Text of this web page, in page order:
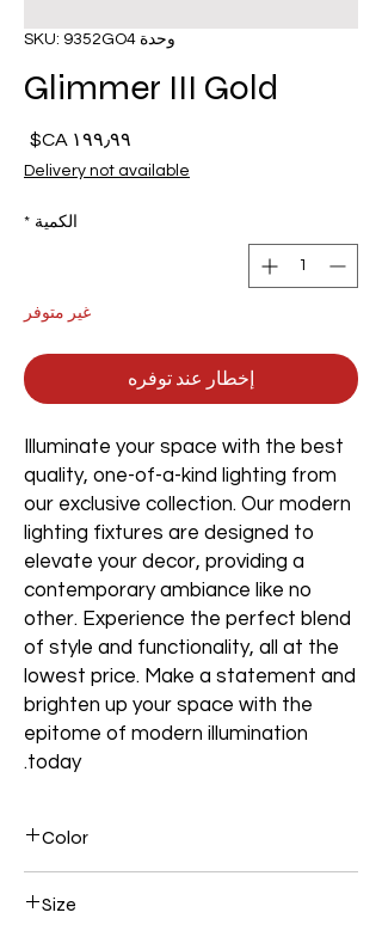
وحدة SKU: 9352GO4
Glimmer III Gold
Delivery not available
الكمية *
غير متوفر
إخطار عند توفره
Illuminate your space with the best
quality, one-of-a-kind lighting from
our exclusive collection. Our modern
lighting fixtures are designed to
elevate your decor, providing a
contemporary ambiance like no
other. Experience the perfect blend
of style and functionality, all at the
lowest price. Make a statement and
brighten up your space with the
epitome of modern illumination
today.
Color
Size